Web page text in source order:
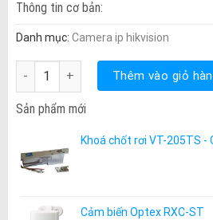
Thông tin cơ bản:
Danh mục: Camera ip hikvision
DS-2CD1321-I - IP CAMERA 2.0MP số
Thêm vào giỏ
Sản phẩm mới
Khoá chốt rơi VT-205TS -
Cảm biến Optex RXC-ST